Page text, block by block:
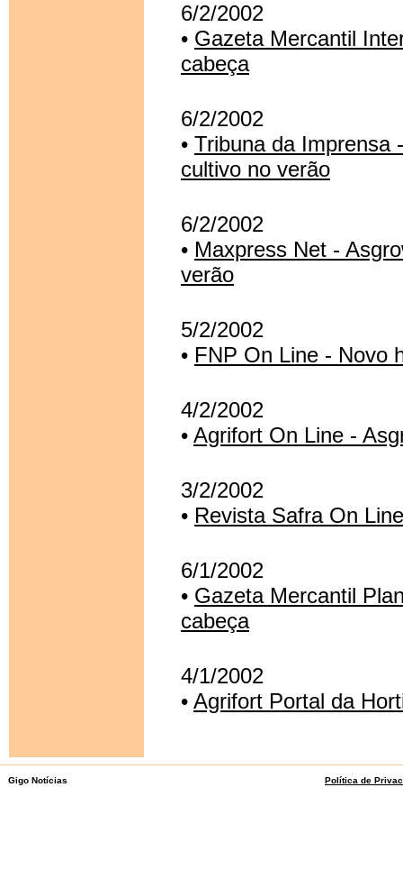
6/2/2002
• Gazeta Mercantil
cabeça
6/2/2002
• Tribuna da Imprensa
cultivo no verão
6/2/2002
• Maxpress Net -
verão
5/2/2002
• FNP On Line - Novo
4/2/2002
• Agrifort On Line -
3/2/2002
• Revista Safra On
6/1/2002
• Gazeta Mercantil
cabeça
4/1/2002
• Agrifort Portal da
Gigo Notícias Política de